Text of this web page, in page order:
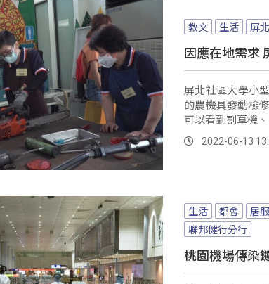
教文 生活 屏
因應在地需求
屏北社區大學小
的農機具發動檢
可以看到割草機
2022-06-13
生活 都會 居
聯邦健行分行
桃園機場傳染